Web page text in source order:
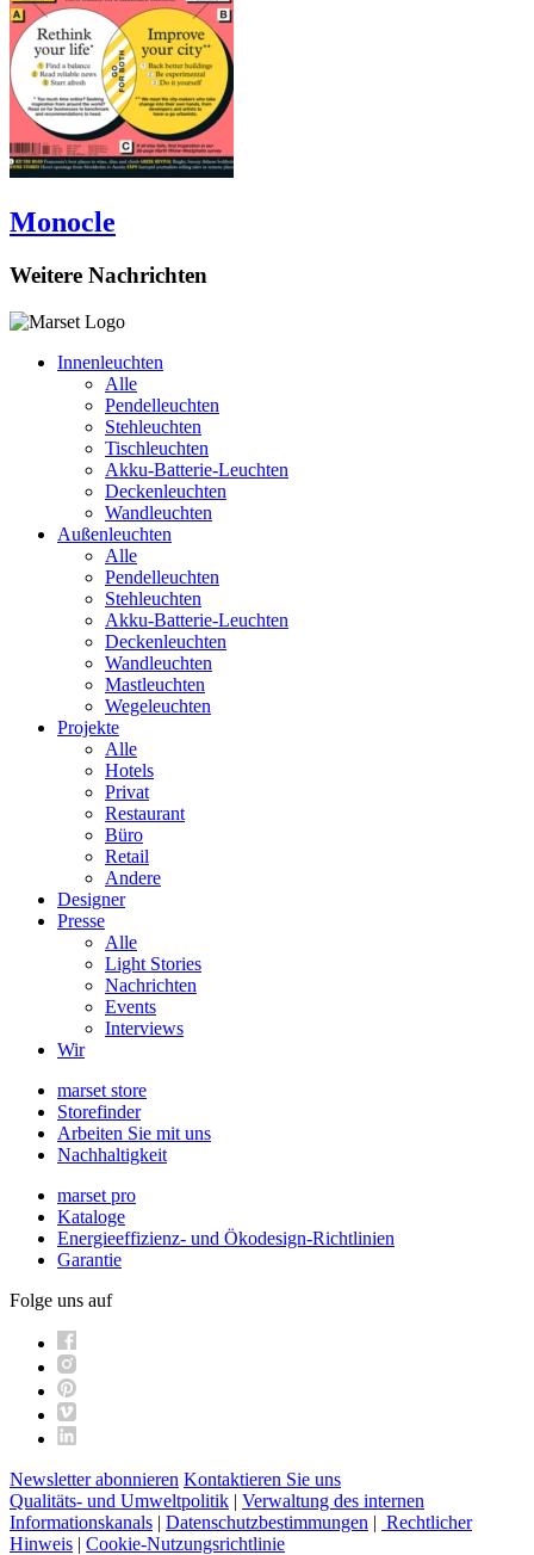
Monocle
Weitere Nachrichten
Innenleuchten
Alle
Pendelleuchten
Stehleuchten
Tischleuchten
Akku-Batterie-Leuchten
Deckenleuchten
Wandleuchten
Außenleuchten
Alle
Pendelleuchten
Stehleuchten
Akku-Batterie-Leuchten
Deckenleuchten
Wandleuchten
Mastleuchten
Wegeleuchten
Projekte
Alle
Hotels
Privat
Restaurant
Büro
Retail
Andere
Designer
Presse
Alle
Light Stories
Nachrichten
Events
Interviews
Wir
marset store
Storefinder
Arbeiten Sie mit uns
Nachhaltigkeit
marset pro
Kataloge
Energieeffizienz- und Ökodesign-Richtlinien
Garantie
Folge uns auf
Newsletter abonnieren Kontaktieren Sie uns
Qualitäts- und Umweltpolitik | Verwaltung des internen
Informationskanals | Datenschutzbestimmungen | Rechtlicher
Hinweis | Cookie-Nutzungsrichtlinie